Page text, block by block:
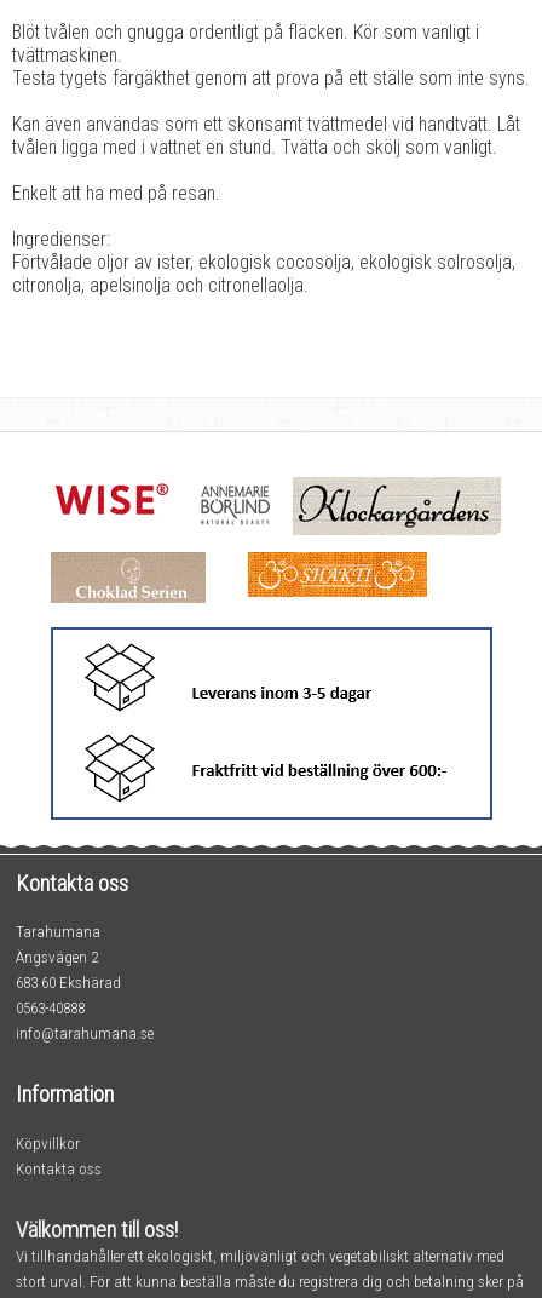
Blöt tvålen och gnugga ordentligt på fläcken. Kör som vanligt i
tvättmaskinen.
Testa tygets färgäkthet genom att prova på ett ställe som inte syns.
Kan även användas som ett skonsamt tvättmedel vid handtvätt. Låt
tvålen ligga med i vattnet en stund. Tvätta och skölj som vanligt.
Enkelt att ha med på resan.
Ingredienser:
Förtvålade oljor av ister, ekologisk cocosolja, ekologisk solrosolja,
citronolja, apelsinolja och citronellaolja.
Kontakta oss
Tarahumana
Ängsvägen 2
683 60 Ekshärad
0563-40888
info@tarahumana.se
Information
Köpvillkor
Kontakta oss
Välkommen till oss!
Vi tillhandahåller ett ekologiskt, miljövänligt och vegetabiliskt alternativ med
stort urval. För att kunna beställa måste du registrera dig och betalning sker på